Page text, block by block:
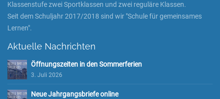
Klassenstufe zwei Sportklassen und zwei reguläre Klassen.
Seit dem Schuljahr 2017/2018 sind wir "Schule für gemeinsames
Lernen".
Aktuelle Nachrichten
Öffnungszeiten in den Sommerferien
3. Juli 2026
Neue Jahrgangsbriefe online